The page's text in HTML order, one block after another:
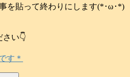
を貼って終わりにします(*･ω･*)
い👇️
す＊